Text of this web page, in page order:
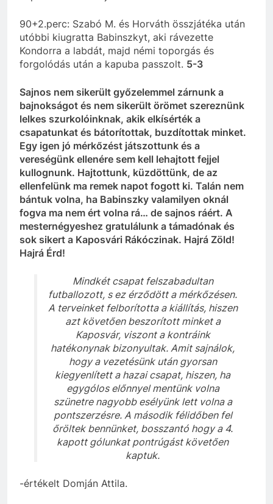
90+2.perc: Szabó M. és Horváth összjátéka után
utóbbi kiugratta Babinszkyt, aki rávezette
Kondorra a labdát, majd némi toporgás és
forgolódás után a kapuba passzolt. 5-3
Sajnos nem sikerült győzelemmel zárnunk a
bajnokságot és nem sikerült örömet szereznünk
lelkes szurkolóinknak, akik elkísérték a
csapatunkat és bátorítottak, buzdítottak minket.
Egy igen jó mérkőzést játszottunk és a
vereségünk ellenére sem kell lehajtott fejjel
kullognunk. Hajtottunk, küzdöttünk, de az
ellenfelünk ma remek napot fogott ki. Talán nem
bántuk volna, ha Babinszky valamilyen oknál
fogva ma nem ért volna rá… de sajnos ráért. A
mesternégyeshez gratulálunk a támadónak és
sok sikert a Kaposvári Rákóczinak. Hajrá Zöld!
Hajrá Érd!
Mindkét csapat felszabadultan
futballozott, s ez érződött a mérkőzésen.
A terveinket felborította a kiállítás, hiszen
azt követően beszorított minket a
Kaposvár, viszont a kontráink
hatékonynak bizonyultak. Amit sajnálok,
hogy a vezetésünk után gyorsan
kiegyenlített a hazai csapat, hiszen, ha
egygólos előnnyel mentünk volna
szünetre nagyobb esélyünk lett volna a
pontszerzésre. A második félidőben fel
őröltek bennünket, bosszantó hogy a 4.
kapott gólunkat pontrúgást követően
kaptuk.
-értékelt Domján Attila.